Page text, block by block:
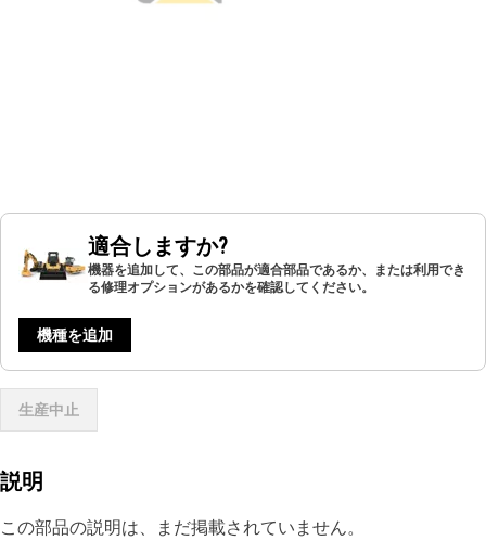
適合しますか?
機器を追加して、この部品が適合部品であるか、または利用でき
る修理オプションがあるかを確認してください。
機種を追加
生産中止
説明
この部品の説明は、まだ掲載されていません。